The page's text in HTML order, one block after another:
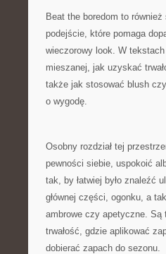
Beat the boredom to
podejście, które pomaga
wieczorowy look. W
mieszanej, jak uzyskać
także jak stosować blush
o wygodę.
Osobny rozdział tej
pewności siebie, uspokoić
tak, by łatwiej było znaleźć
głównej części, ogonku, a
ambrowe czy apetyczne.
trwałość, gdzie aplikować
dobierać zapach do sezonu.